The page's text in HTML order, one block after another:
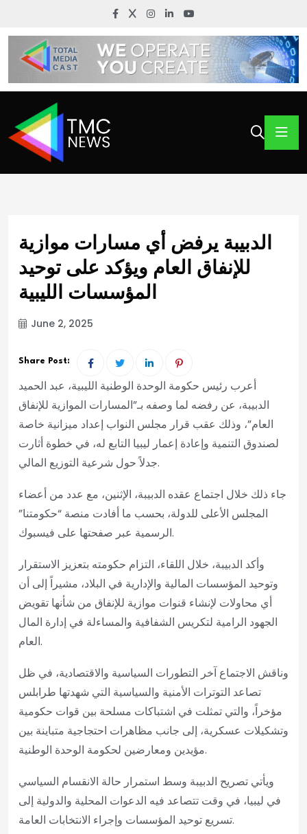
الدبيبة يرفض أي مسارات موازية
للإنفاق العام ويؤكد على توحيد
المؤسسات الليبية
June 2, 2025
Share Post:
أعرب رئيس حكومة الوحدة الوطنية الليبية، عبد الحميد
الدبيبة، عن رفضه لما وصفه بـ”المسارات الموازية للإنفاق
العام”، وذلك عقب قرار مجلس النواب إعداد ميزانية خاصة
لصندوق التنمية وإعادة إعمار ليبيا التابع له، في خطوة أثارت
جدلاً حول شرعية التوزيع المالي.
جاء ذلك خلال اجتماع عقده الدبيبة، الإثنين، مع عدد من أعضاء
المجلس الأعلى للدولة، بحسب ما أفادت منصة “حكومتنا”
الرسمية عبر صفحتها على فيسبوك.
وأكد الدبيبة، خلال اللقاء، التزام حكومته بتعزيز الاستقرار
وتوحيد المؤسسات المالية والإدارية في البلاد، مشيراً إلى أن
أي محاولات لإنشاء قنوات موازية للإنفاق من شأنها تقويض
الجهود الرامية لتكريس الشفافية والمساءلة في إدارة المال
العام.
وناقش الاجتماع آخر التطورات السياسية والاقتصادية، في ظل
تصاعد التوترات الأمنية والسياسية التي شهدتها طرابلس
مؤخراً، والتي تمثلت في اشتباكات مسلحة بين قوات حكومية
وتشكيلات عسكرية، إلى جانب مظاهرات احتجاجية متباينة بين
مؤيدين ومعارضين لحكومة الوحدة الوطنية.
ويأتي تصريح الدبيبة وسط استمرار حالة الانقسام السياسي
في ليبيا، في وقت تتصاعد فيه الدعوات المحلية والدولية إلى
تسريع توحيد المؤسسات وإجراء الانتخابات العامة.